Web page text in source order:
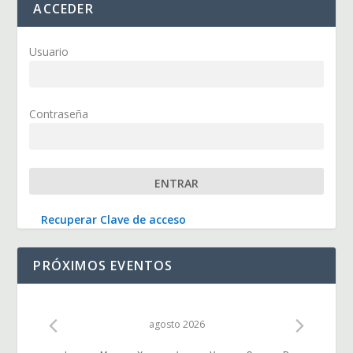
ACCEDER
Usuario
Contraseña
Recuperar Clave de acceso
PRÓXIMOS EVENTOS
agosto 2026